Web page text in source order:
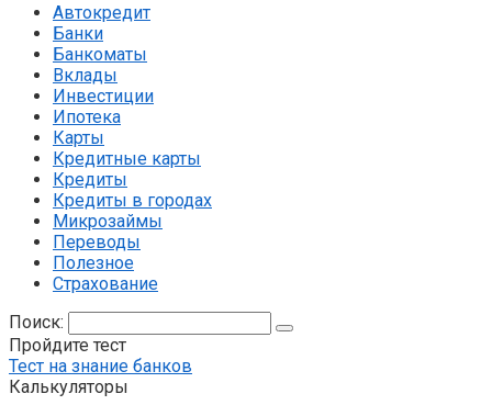
Автокредит
Банки
Банкоматы
Вклады
Инвестиции
Ипотека
Карты
Кредитные карты
Кредиты
Кредиты в городах
Микрозаймы
Переводы
Полезное
Страхование
Поиск:
Пройдите тест
Тест на знание банков
Калькуляторы